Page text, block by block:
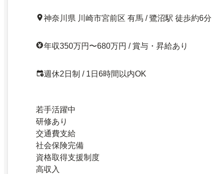
神奈川県 川崎市宮前区 有馬 / 鷺沼駅 徒歩約6分
年収350万円〜680万円 / 賞与・昇給あり
週休2日制 / 1日6時間以内OK
若手活躍中
研修あり
交通費支給
社会保険完備
資格取得支援制度
高収入